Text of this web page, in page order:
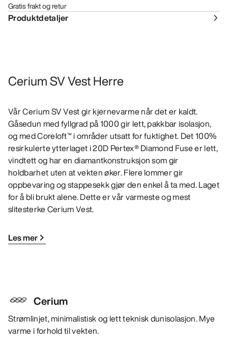
Gratis frakt og retur
Produktdetaljer
Cerium SV Vest Herre
Vår Cerium SV Vest gir kjernevarme når det er kaldt.
Gåsedun med fyllgrad på 1000 gir lett, pakkbar isolasjon,
og med Coreloft™ i områder utsatt for fuktighet. Det 100%
resirkulerte ytterlaget i 20D Pertex® Diamond Fuse er lett,
vindtett og har en diamantkonstruksjon som gir
holdbarhet uten at vekten øker. Flere lommer gir
oppbevaring og stappesekk gjør den enkel å ta med. Laget
for å bli brukt alene. Dette er vår varmeste og mest
slitesterke Cerium Vest.
Les mer
Cerium
Strømlinjet, minimalistisk og lett teknisk dunisolasjon. Mye
varme i forhold til vekten.